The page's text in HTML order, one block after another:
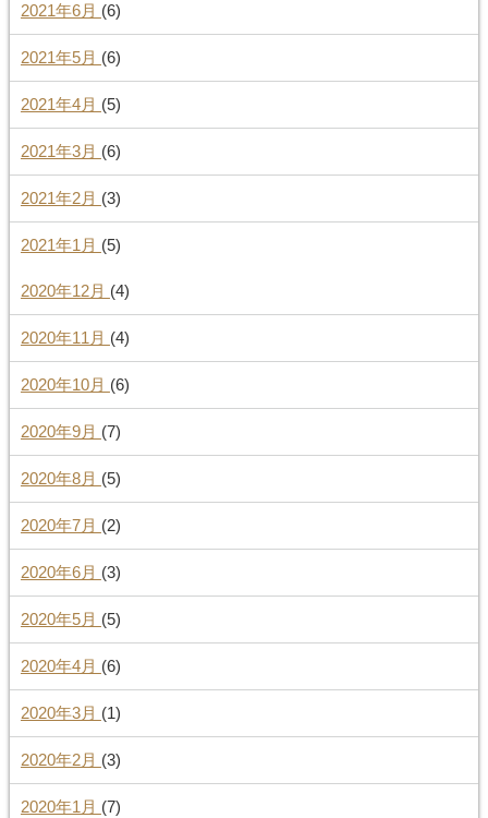
2021年6月 (6)
2021年5月 (6)
2021年4月 (5)
2021年3月 (6)
2021年2月 (3)
2021年1月 (5)
2020年12月 (4)
2020年11月 (4)
2020年10月 (6)
2020年9月 (7)
2020年8月 (5)
2020年7月 (2)
2020年6月 (3)
2020年5月 (5)
2020年4月 (6)
2020年3月 (1)
2020年2月 (3)
2020年1月 (7)